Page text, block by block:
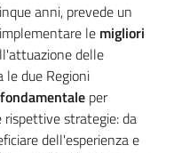
anni, prevede un
le migliori
delle
due Regioni
per
rispettive strategie: da
dell'esperienza e